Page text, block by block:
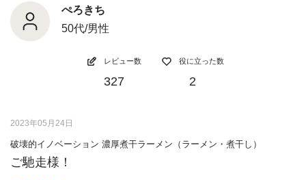
ぺろきち
50代/男性
レビュー数
327
役に立った数
2
2023年05月24日
破壊的イノベーション 濃厚煮干ラーメン（ラーメン・煮干し）
ご馳走様！